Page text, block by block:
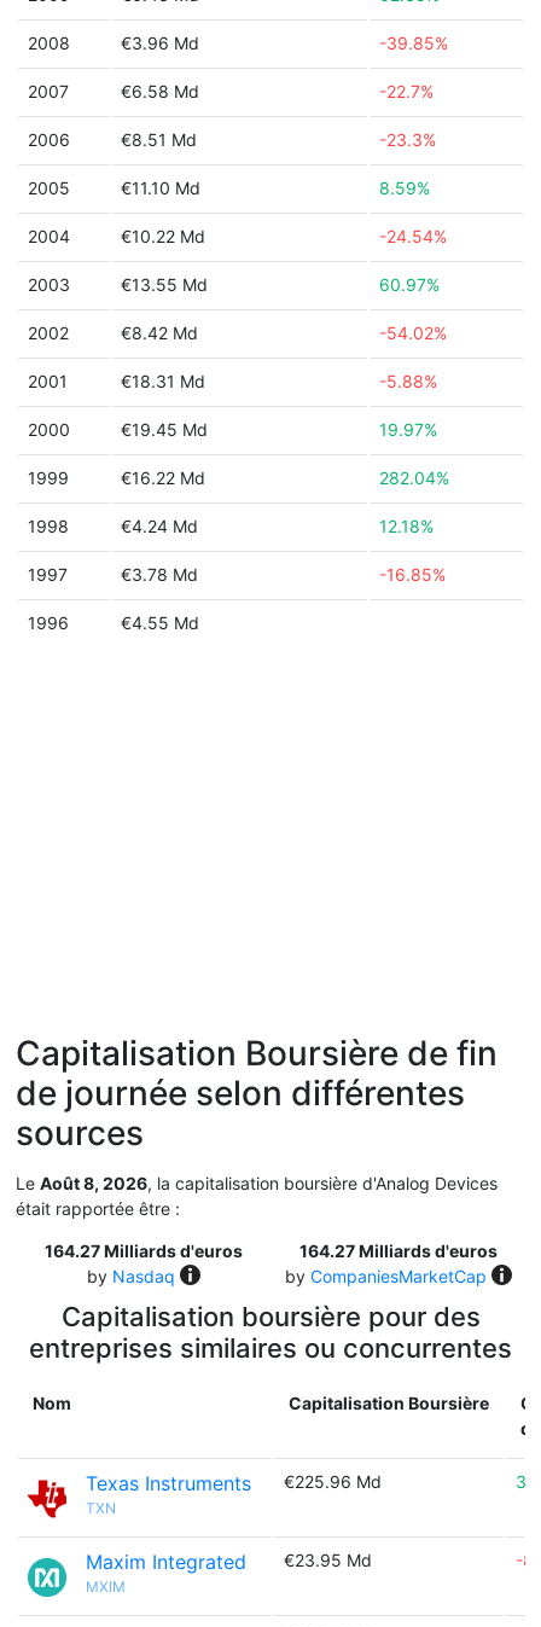
2008 €3.96 Md -39.85%
2007 €6.58 Md -22.7%
2006 €8.51 Md -23.3%
2005 €11.10 Md 8.59%
2004 €10.22 Md -24.54%
2003 €13.55 Md 60.97%
2002 €8.42 Md -54.02%
2001 €18.31 Md -5.88%
2000 €19.45 Md 19.97%
1999 €16.22 Md 282.04%
1998 €4.24 Md 12.18%
1997 €3.78 Md -16.85%
1996 €4.55 Md
Capitalisation Boursière de fin
de journée selon différentes
sources
Le Août 8, 2026, la capitalisation boursière d'Analog Devices
était rapportée être :
164.27 Milliards d'euros
by Nasdaq
164.27 Milliards d'euros
by CompaniesMarketCap
Capitalisation boursière pour des
entreprises similaires ou concurrentes
Nom Capitalisation Boursière
Texas Instruments
TXN
€225.96 Md
Maxim Integrated
MXIM
€23.95 Md -